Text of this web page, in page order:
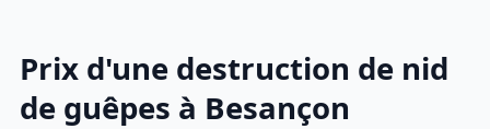
Prix d'une destruction de nid
de guêpes à Besançon